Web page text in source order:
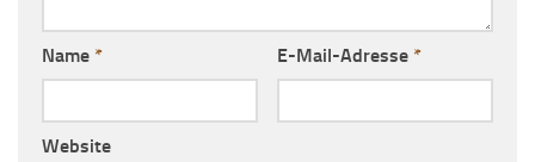
Name * E-Mail-Adresse *
Website